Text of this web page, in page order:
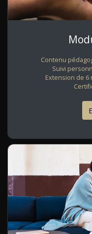
Contenu
Suivi
Extension de